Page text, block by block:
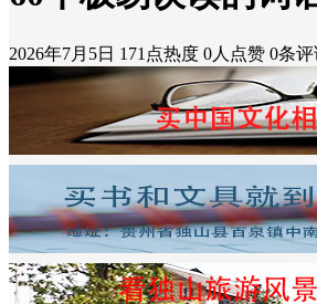
2026年7月5日 171点热度 0人点赞 0条